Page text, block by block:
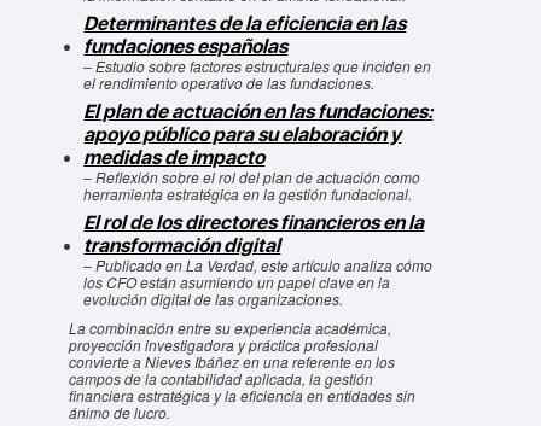
Determinantes de la eficiencia en las
fundaciones españolas
– Estudio sobre factores estructurales que inciden en
el rendimiento operativo de las fundaciones.
El plan de actuación en las fundaciones:
apoyo público para su elaboración y
medidas de impacto
– Reflexión sobre el rol del plan de actuación como
herramienta estratégica en la gestión fundacional.
El rol de los directores financieros en la
transformación digital
– Publicado enLa Verdad, este artículo analiza cómo
los CFO están asumiendo un papel clave en la
evolución digital de las organizaciones.
La combinación entre su experiencia académica,
proyección investigadora y práctica profesional
convierte a Nieves Ibáñez en una referente en los
campos de la contabilidad aplicada, la gestión
financiera estratégica y la eficiencia en entidades sin
ánimo de lucro.